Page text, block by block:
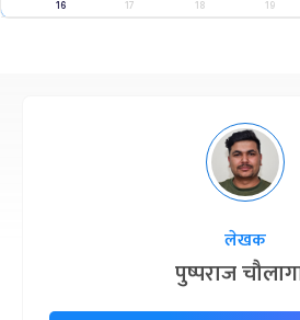
16 17 18 19
लेखक
पुष्पराज